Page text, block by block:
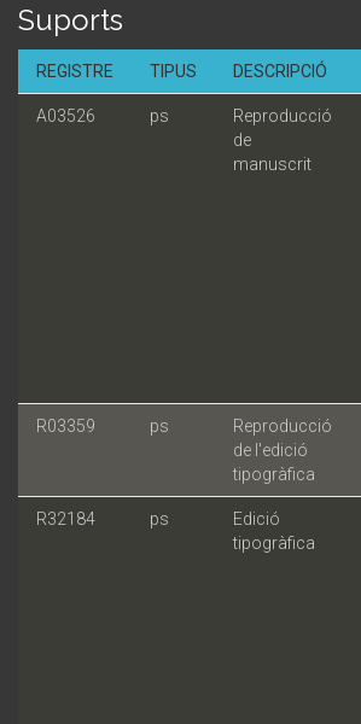
Suports
REGISTRE TIPUS DESCRIPCIÓ
A03526 ps
Reproducció
de
manuscrit
R03359 ps
Reproducció
de l'edició
tipogràfica
R32184 ps
Edició
tipogràfica